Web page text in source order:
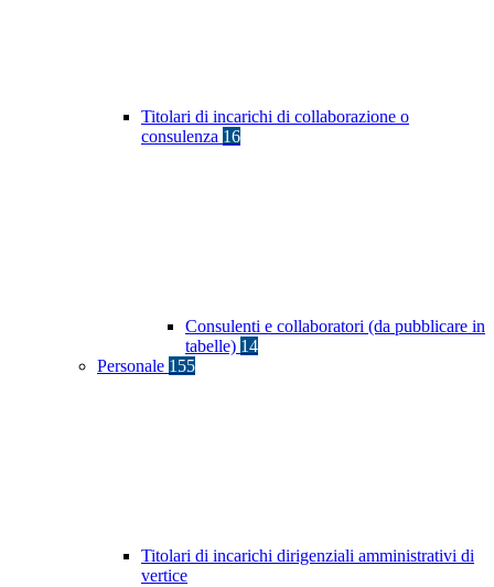
Titolari di incarichi di collaborazione o
consulenza 16
Consulenti e collaboratori (da pubblicare in
tabelle) 14
Personale 155
Titolari di incarichi dirigenziali amministrativi di
vertice